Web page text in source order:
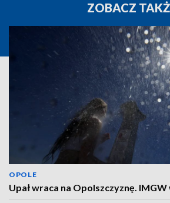
ZOBACZ
OPOLE
Upał wraca na Opolszczyznę.